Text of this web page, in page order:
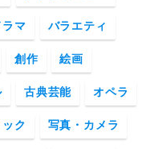
ラマ バラエティ
創作 絵画
古典芸能 オペラ
ク 写真・カメラ